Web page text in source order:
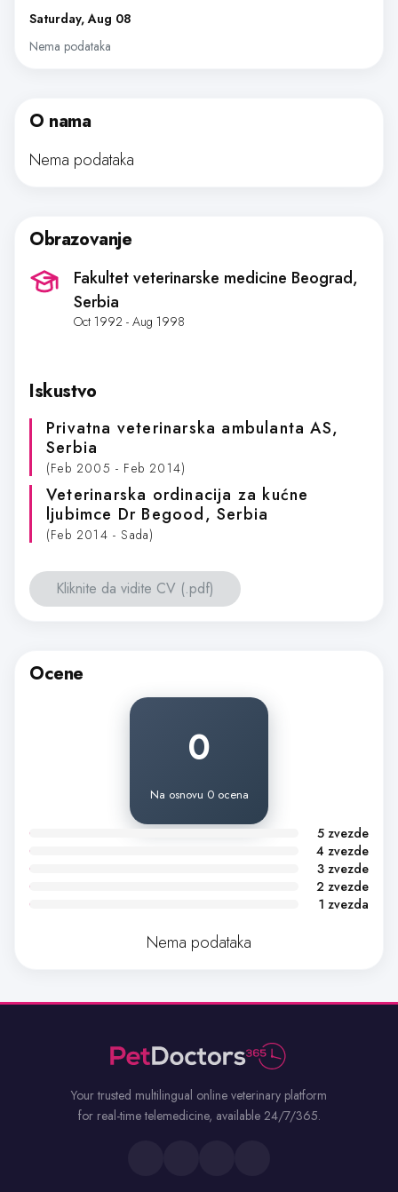
Saturday, Aug 08
Nema podataka
O nama
Nema podataka
Obrazovanje
Fakultet veterinarske medicine Beograd,
Serbia
Oct 1992 - Aug 1998
Iskustvo
Privatna veterinarska ambulanta AS,
Serbia
(Feb 2005 - Feb 2014)
Veterinarska ordinacija za kućne
ljubimce Dr Begood, Serbia
(Feb 2014 - Sada)
Kliknite da vidite CV (.pdf)
Ocene
0
Na osnovu 0 ocena
5 zvezde
4 zvezde
3 zvezde
2 zvezde
1 zvezda
Nema podataka
Your trusted multilingual online veterinary platform
for real-time telemedicine, available 24/7/365.